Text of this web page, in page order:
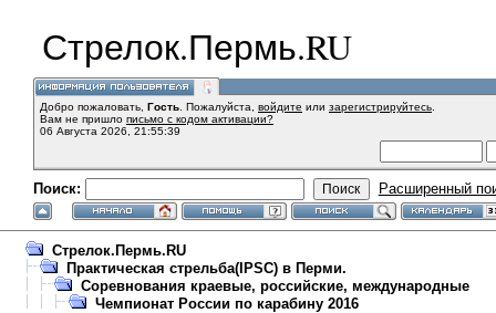
Стрелок.Пермь.RU
Добро пожаловать, Гость . Пожалуйста, войдите или зарегистрируйтесь
Вам не пришло письмо с кодом активации?
06 Августа 2026, 21:55:39
Поиск: Расширенный
Стрелок.Пермь.RU
Практическая стрельба(IPSC) в Перми.
Соревнования краевые, российские, международные
Чемпионат России по карабину 2016